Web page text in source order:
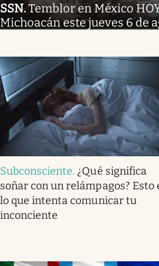
SSN.Temblor en México
Michoacán este jueves 6 de
Subconsciente. ¿Qué significa
soñar con un relámpagos? Esto
lo que intenta comunicar tu
inconciente